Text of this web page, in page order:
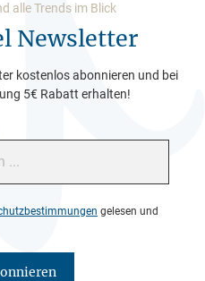
alle Trends im Blick
Newsletter
kostenlos abonnieren und bei
5€ Rabatt erhalten!
gelesen und